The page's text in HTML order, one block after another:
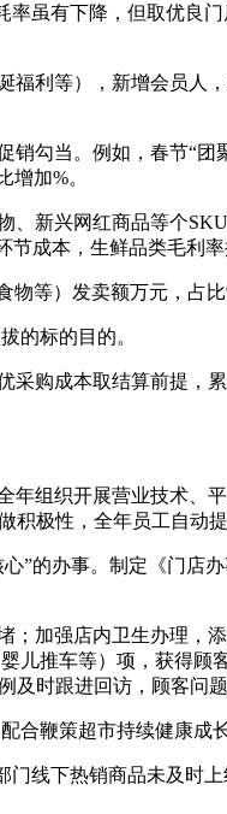
虽有下降，但取优良
利等），新增会员人
勾当。例如，春节“团
加%。
新兴网红商品等个
成本，生鲜品类毛利率
等）发卖额万元，占比
的标的目的。
购成本取结算前提，
组织开展营业技术、
极性，全年员工自动
的办事。制定《门店
加强店内卫生办理，
儿推车等）项，获得顾
时跟进回访，顾客问题
鞭策超市持续健康成长
线下热销商品未及时